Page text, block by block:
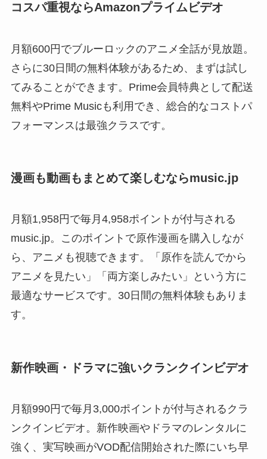
コスパ重視ならAmazonプライムビデオ
月額600円でブルーロックのアニメ全話が見放題。
さらに30日間の無料体験があるため、まずは試し
てみることができます。Prime会員特典として配送
無料やPrime Musicも利用でき、総合的なコストパ
フォーマンスは最強クラスです。
漫画も動画もまとめて楽しむならmusic.jp
月額1,958円で毎月4,958ポイントが付与される
music.jp。このポイントで原作漫画を購入しなが
ら、アニメも視聴できます。「原作を読んでから
アニメを見たい」「両方楽しみたい」という方に
最適なサービスです。30日間の無料体験もありま
す。
新作映画・ドラマに強いクランクインビデオ
月額990円で毎月3,000ポイントが付与されるクラ
ンクインビデオ。新作映画やドラマのレンタルに
強く、実写映画がVOD配信開始された際にいち早